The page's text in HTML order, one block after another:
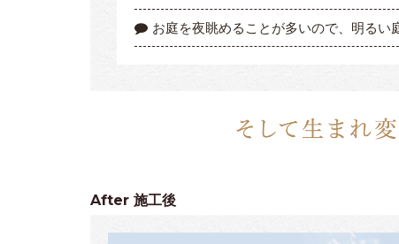
お庭を夜眺めることが多いので、明るい
After 施工後